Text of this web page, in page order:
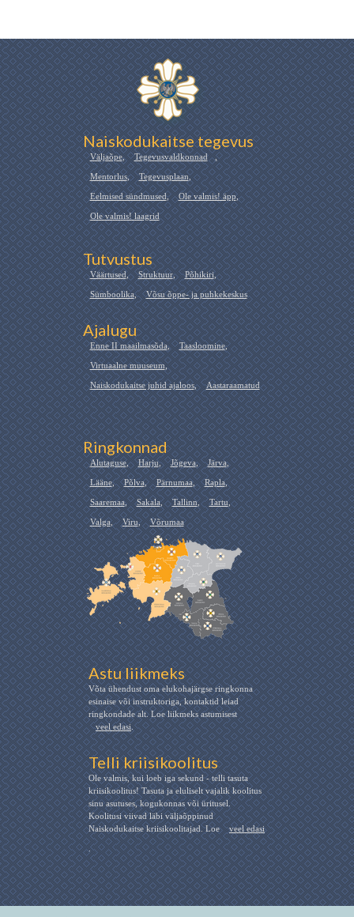
Naiskodukaitse tegevus
Väljaõpe, Tegevusvaldkonnad ,
Mentorlus, Tegevusplaan,
Eelmised sündmused, Ole valmis! äpp,
Ole valmis! laagrid
Tutvustus
Väärtused, Struktuur, Põhikiri,
Sümboolika, Võsu õppe- ja puhkekeskus
Ajalugu
Enne II maailmasõda, Taasloomine,
Virtuaalne muuseum,
Naiskodukaitse juhid ajaloos, Aastaraamatud
Ringkonnad
Alutaguse, Harju, Jõgeva, Järva,
Lääne, Põlva, Pärnumaa, Rapla,
Saaremaa, Sakala, Tallinn, Tartu,
Valga, Viru, Võrumaa
Astu liikmeks
Võta ühendust oma elukohajärgse ringkonna
esinaise või instruktoriga, kontaktid leiad
ringkondade alt. Loe liikmeks astumisest
veel edasi.
Telli kriisikoolitus
Ole valmis, kui loeb iga sekund - telli tasuta
kriisikoolitus! Tasuta ja eluliselt vajalik koolitus
sinu asutuses, kogukonnas või üritusel.
Koolitusi viivad läbi väljaõppinud
Naiskodukaitse kriisikoolitajad. Loe
veel edasi
.